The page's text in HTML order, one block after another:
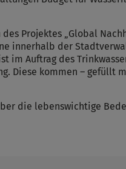
Projektes „Global
innerhalb der
im Auftrag des
Diese kommen – gefüllt
die lebenswichtige